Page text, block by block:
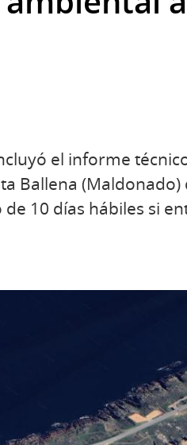
el informe
Ballena
10 días hábiles si